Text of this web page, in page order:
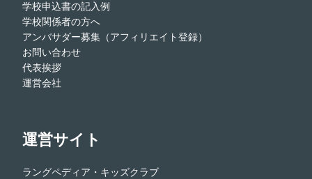
学校申込書の記入例
学校関係者の方へ
アンバサダー募集（アフィリエイト登録）
お問い合わせ
代表挨拶
運営会社
運営サイト
ラングペディア・キッズクラブ